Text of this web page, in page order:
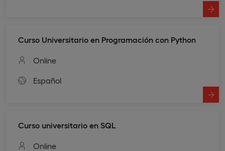
Curso Universitario en Programación con Python
Online
Español
Curso universitario en SQL
Online